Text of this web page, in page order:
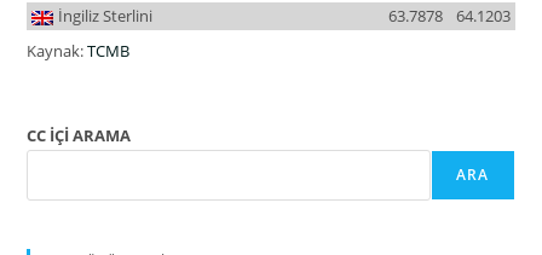
İngiliz Sterlini
64.1203
63.7878
Kaynak:TCMB
CC İÇİ ARAMA
ARA